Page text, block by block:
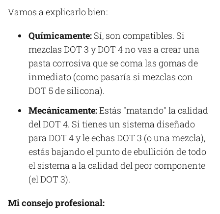
Vamos a explicarlo bien:
Químicamente: Sí, son compatibles. Si
mezclas DOT 3 y DOT 4 no vas a crear una
pasta corrosiva que se coma las gomas de
inmediato (como pasaría si mezclas con
DOT 5 de silicona).
Mecánicamente:Estás "matando" la calidad
del DOT 4. Si tienes un sistema diseñado
para DOT 4 y le echas DOT 3 (o una mezcla),
estás bajando el punto de ebullición de todo
el sistema a la calidad del peor componente
(el DOT 3).
Mi consejo profesional: